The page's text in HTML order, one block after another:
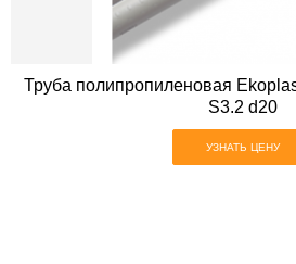
Труба полипропиленовая
S3.2 d20
УЗНАТЬ ЦЕНУ